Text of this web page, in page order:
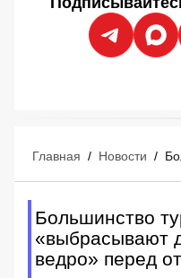
Главная / Новости /
Большинство
«выбрасывают
ведро» перед